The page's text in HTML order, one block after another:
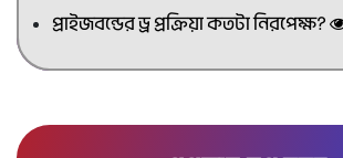
প্রাইজবন্ডের ড্র প্রক্রিয়া কতটা নিরপেক্ষ?